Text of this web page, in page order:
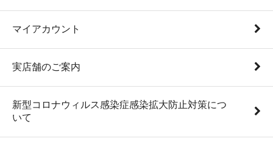
マイアカウント
実店舗のご案内
新型コロナウィルス感染症感染拡大防止対策につ
いて